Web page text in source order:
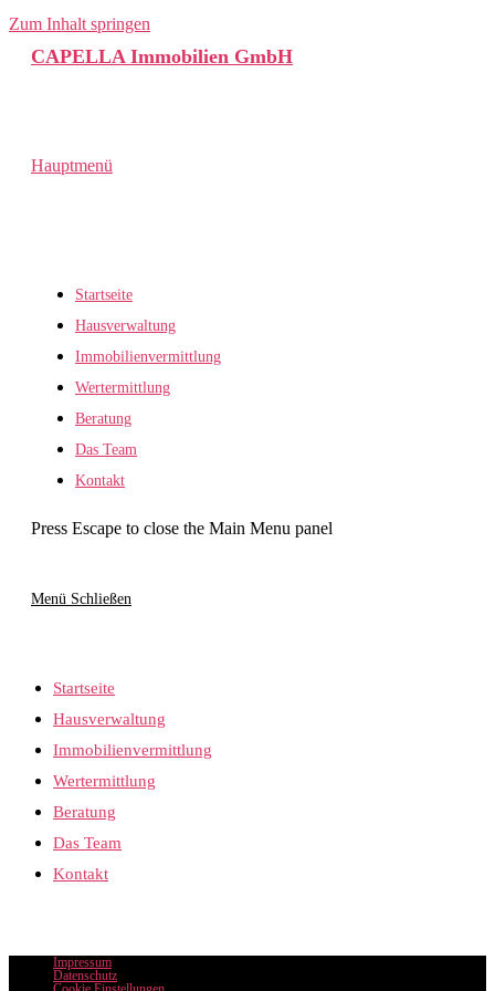
Zum Inhalt springen
CAPELLA Immobilien GmbH
Hauptmenü
Startseite
Hausverwaltung
Immobilienvermittlung
Wertermittlung
Beratung
Das Team
Kontakt
Press Escape to close the Main Menu panel
Menü Schließen
Startseite
Hausverwaltung
Immobilienvermittlung
Wertermittlung
Beratung
Das Team
Kontakt
Impressum
Datenschutz